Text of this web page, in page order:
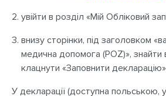
увійти в розділ «Мій Обліковий
внизу сторінки, під заголовком
медична допомога (POZ)», знайти
клацнути «Заповнити
У декларації (доступна польською,